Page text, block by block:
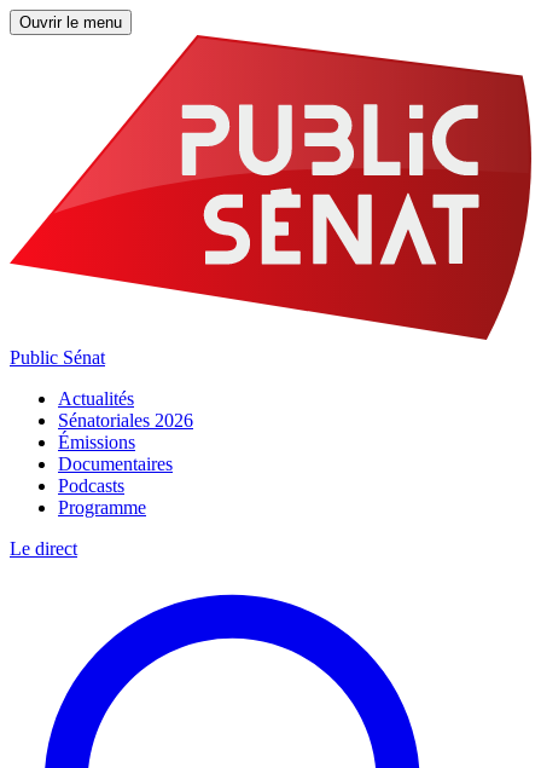
Ouvrir le menu
Public Sénat
Actualités
Sénatoriales 2026
Émissions
Documentaires
Podcasts
Programme
Le direct